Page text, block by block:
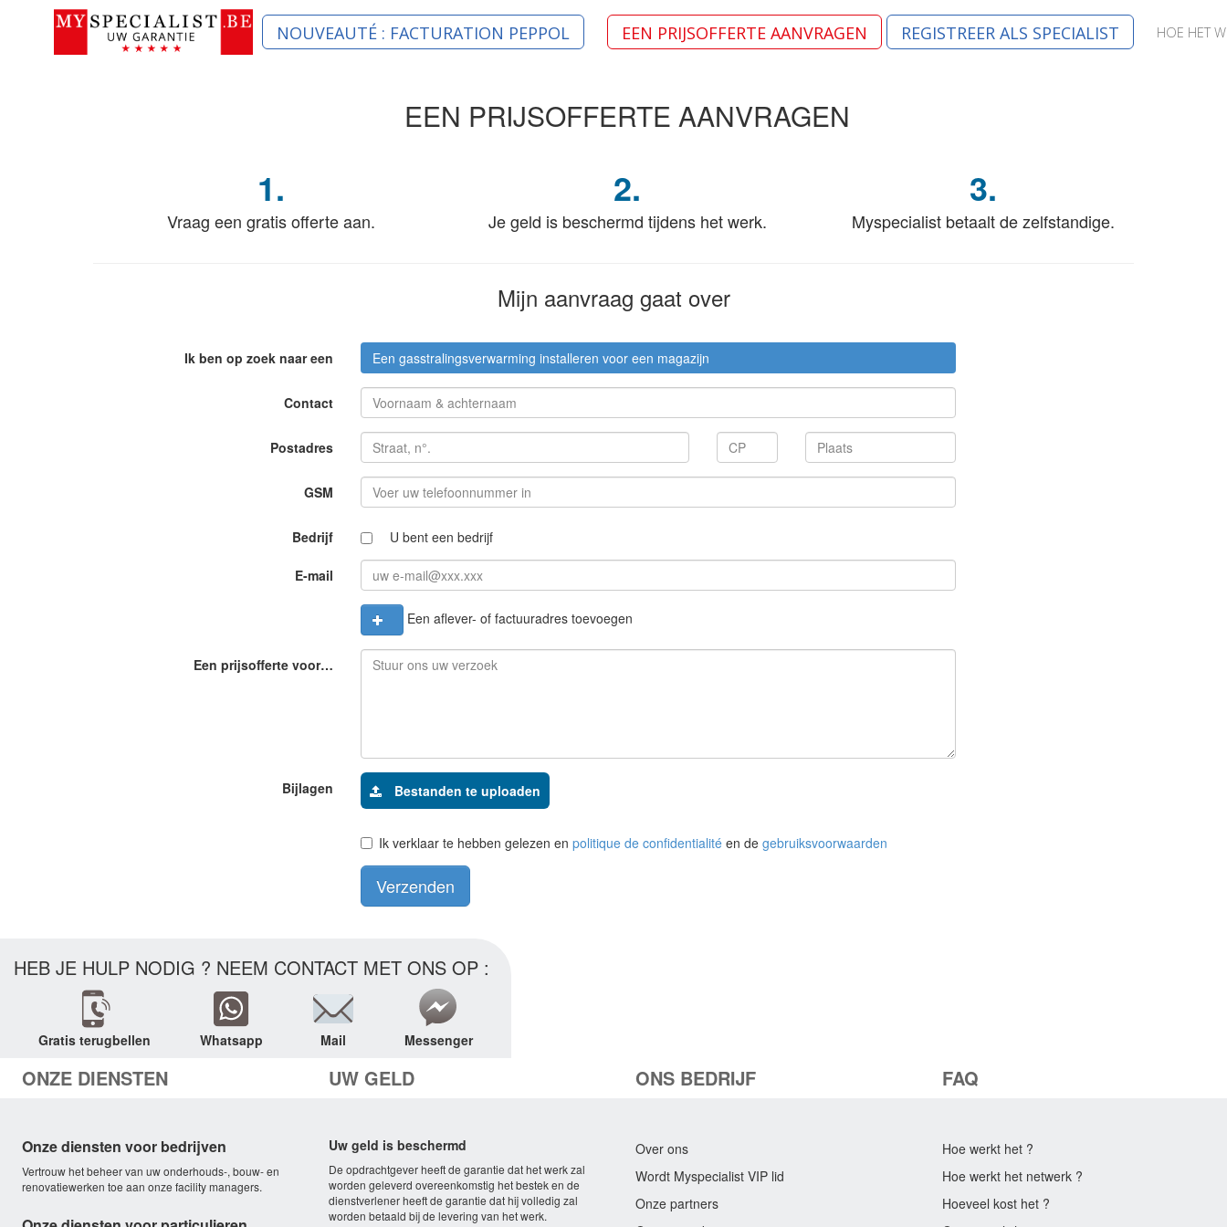
NOUVEAUTÉ : FACTURATION PEPPOL EEN PRIJSOFFERTE AANVRAGEN REGISTREER ALS SPECIALIST HOE HET
EEN PRIJSOFFERTE AANVRAGEN
1.
Vraag een gratis offerte aan.
2.
Je geld is beschermd tijdens het werk.
3.
Myspecialist betaalt de zelfstandige.
Mijn aanvraag gaat over
Ik ben op zoek naar een Een gasstralingsverwarming installeren voor een magazijn
Contact
Postadres
GSM
Bedrijf U bent een bedrijf
E-mail
Een aflever- of factuuradres toevoegen
Een prijsofferte voor…
Bijlagen Bestanden te uploaden
Ik verklaar te hebben gelezen en politique de confidentialitéen de gebruiksvoorwaarden
Verzenden
HEB JE HULP NODIG ? NEEM CONTACT MET ONS OP :
Gratis terugbellen Whatsapp Mail Messenger
ONZE DIENSTEN
Onze diensten voor bedrijven
Vertrouw het beheer van uw onderhouds-, bouw- en
renovatiewerken toe aan onze facility managers.
UW GELD
Uw geld is beschermd
De opdrachtgever heeft de garantie dat het werk zal
worden geleverd overeenkomstig het bestek en de
dienstverlener heeft de garantie dat hij volledig zal
worden betaald bij de levering van het werk.
ONS BEDRIJF
Over ons
Wordt Myspecialist VIP lid
Onze partners
FAQ
Hoe werkt het ?
Hoe werkt het netwerk ?
Hoeveel kost het ?